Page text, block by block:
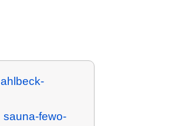
ahlbeck-
sauna-fewo-